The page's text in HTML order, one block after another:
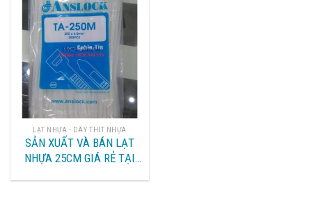
LẠT NHỰA - DÂY THÍT NHỰA
SẢN XUẤT VÀ BÁN LẠT
NHỰA 25CM GIÁ RẺ TẠI